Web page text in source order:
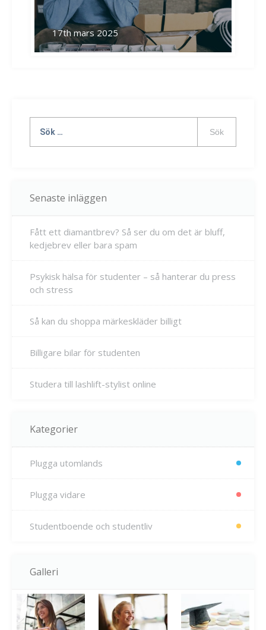
17th mars 2025
efter:
Senaste inläggen
Fått ett diamantbrev? Så ser du om det är bluff,
kedjebrev eller bara spam
Psykisk hälsa för studenter – så hanterar du press
och stress
Så kan du shoppa märkeskläder billigt
Billigare bilar för studenten
Studera till lashlift-stylist online
Kategorier
Plugga utomlands
Plugga vidare
Studentboende och studentliv
Galleri